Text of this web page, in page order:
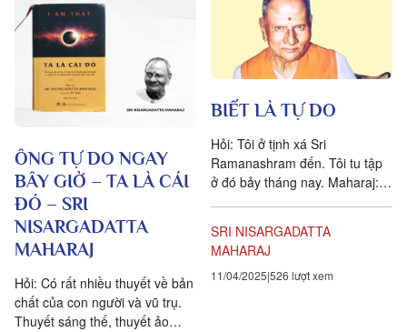
ÔNG TỰ DO NGAY
BÂY GIỜ – TA LÀ CÁI
ĐÓ – SRI
NISARGADATTA
MAHARAJ
Hỏi: Có rất nhiều thuyết về bản
chất của con người và vũ trụ.
Thuyết sáng thế, thuyết ảo
BIẾT LÀ TỰ DO
Hỏi: Tôi ở tịnh xá Sri
Ramanashram đến. Tôi tu tập
ở đó bảy tháng nay. Maharaj:
SRI NISARGADATTA
MAHARAJ
11/04/2025 526 lượt xem